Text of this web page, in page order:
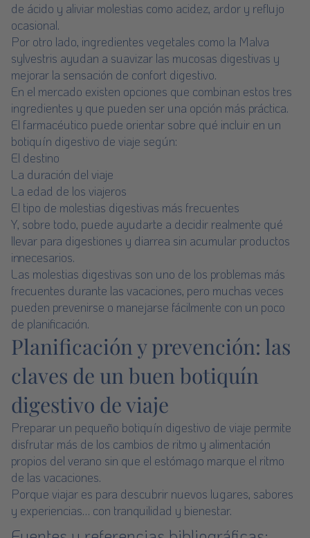
de ácido y aliviar molestias como acidez, ardor y reflujo
ocasional.
Por otro lado, ingredientes vegetales como la Malva
sylvestris ayudan a suavizar las mucosas digestivas y
mejorar la sensación de confort digestivo.
En el mercado existen opciones que combinan estos tres
ingredientes y que pueden ser una opción más práctica.
El farmacéutico puede orientar sobre qué incluir en un
botiquín digestivo de viaje según:
El destino
La duración del viaje
La edad de los viajeros
El tipo de molestias digestivas más frecuentes
Y, sobre todo, puede ayudarte a decidir realmente qué
llevar para digestiones y diarrea sin acumular productos
innecesarios.
Las molestias digestivas son uno de los problemas más
frecuentes durante las vacaciones, pero muchas veces
pueden prevenirse o manejarse fácilmente con un poco
de planificación.
Planificación y prevención: las
claves de un buen botiquín
digestivo de viaje
Preparar un pequeño botiquín digestivo de viaje permite
disfrutar más de los cambios de ritmo y alimentación
propios del verano sin que el estómago marque el ritmo
de las vacaciones.
Porque viajar es para descubrir nuevos lugares, sabores
y experiencias… con tranquilidad y bienestar.